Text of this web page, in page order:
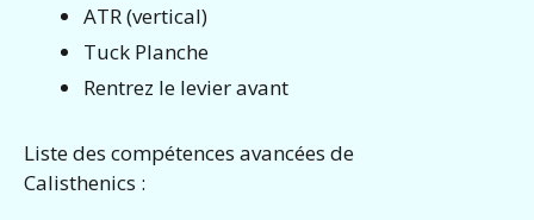
ATR (vertical)
Tuck Planche
Rentrez le levier avant
Liste des compétences avancées de
Calisthenics :